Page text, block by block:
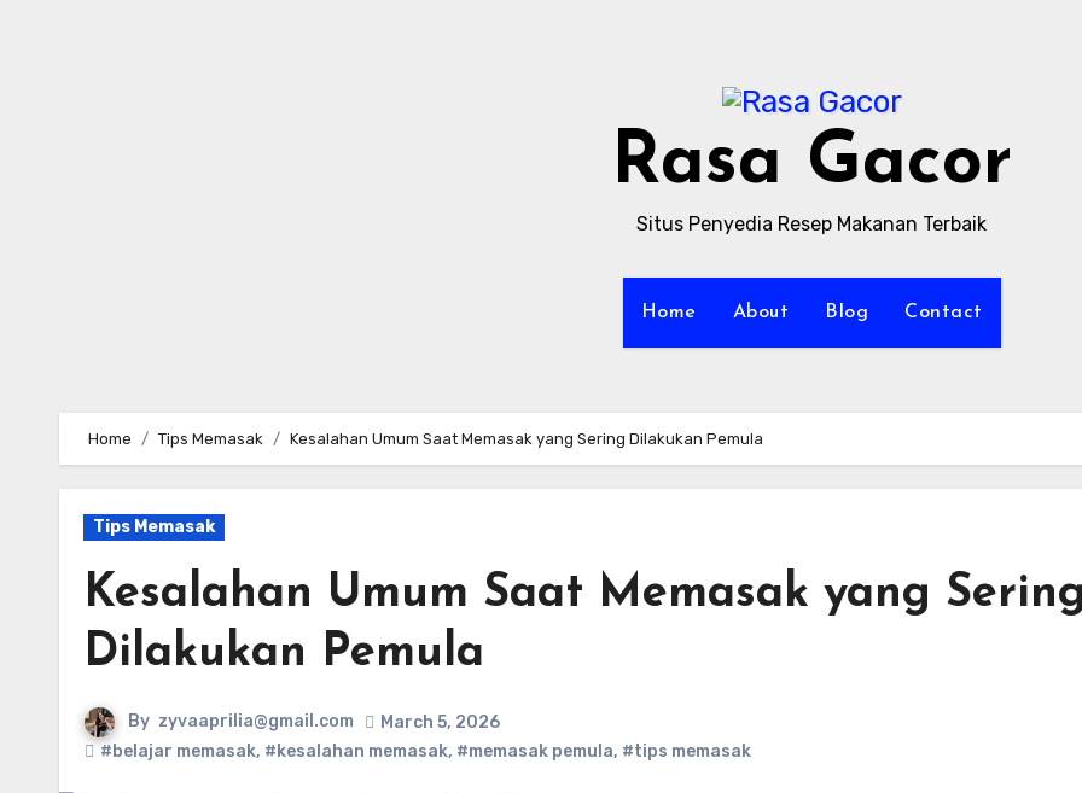
Rasa Gacor
Situs Penyedia Resep Makanan Terbaik
Home About Blog Contact
Home Tips Memasak Kesalahan Umum Saat Memasak yang Sering Dilakukan Pemula
Tips Memasak
Kesalahan Umum Saat Memasak yang Sering
Dilakukan Pemula
By zyvaaprilia@gmail.com
March 5, 2026
#belajar memasak, #kesalahan memasak, #memasak pemula, #tips memasak